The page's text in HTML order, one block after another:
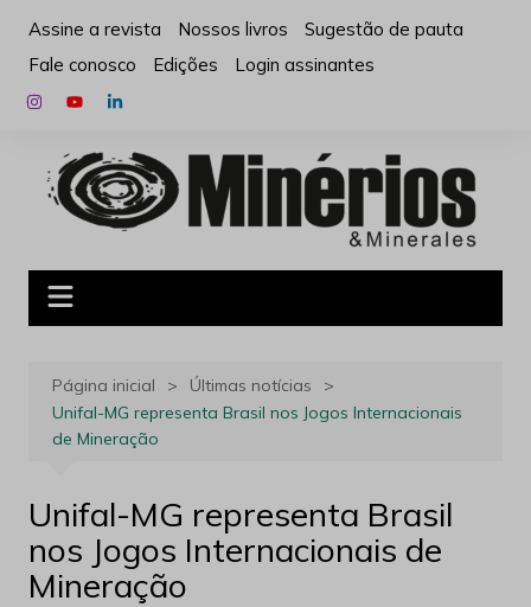
para
conteúdo
Assine a revista Nossos livros
Sugestão de pauta
Fale conosco
Edições Login assinantes
Página inicial
Últimas notícias
Unifal-MG representa Brasil nos Jogos Internacionais
de Mineração
Unifal-MG representa Brasil
nos Jogos Internacionais de
Mineração